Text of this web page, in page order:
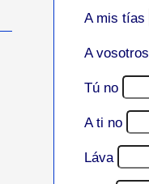
A mis tías
A vosotros
Tú no
A ti no
Láva